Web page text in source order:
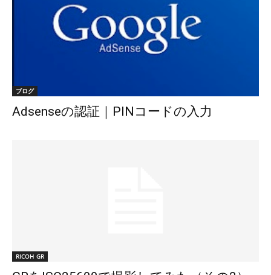
ブログ
Adsenseの認証｜PINコードの入力
RICOH GR